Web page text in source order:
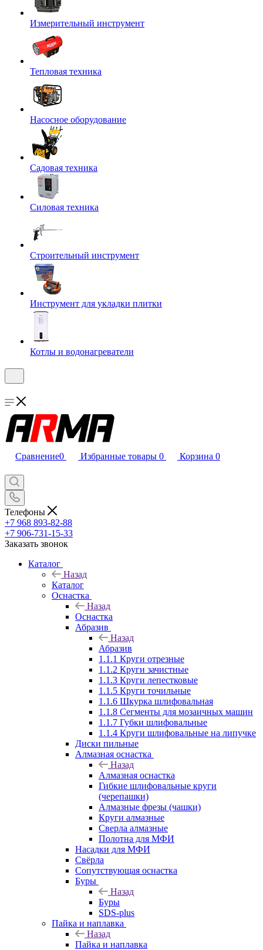
Измерительный инструмент
Тепловая техника
Насосное оборудование
Садовая техника
Силовая техника
Строительный инструмент
Инструмент для укладки плитки
Котлы и водонагреватели
Сравнение0 Избранные товары 0 Корзина 0
Телефоны
+7 968 893-82-88
+7 906-731-15-33
Заказать звонок
Каталог
Назад
Каталог
Оснастка
Назад
Оснастка
Абразив
Назад
Абразив
1.1.1 Круги отрезные
1.1.2 Круги зачистные
1.1.3 Круги лепестковые
1.1.5 Круги точильные
1.1.6 Шкурка шлифовальная
1.1.8 Сегменты для мозаичных машин
1.1.7 Губки шлифовальные
1.1.4 Круги шлифовальные на липучке
Диски пильные
Алмазная оснастка
Назад
Алмазная оснастка
Гибкие шлифовальные круги
(черепашки)
Алмазные фрезы (чашки)
Круги алмазные
Сверла алмазные
Полотна для МФИ
Насадки для МФИ
Свёрла
Сопутствующая оснастка
Буры
Назад
Буры
SDS-plus
Пайка и наплавка
Назад
Пайка и наплавка